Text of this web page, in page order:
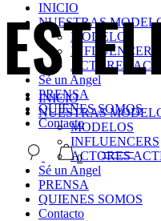
INICIO
NUESTRAS
MODELOS
INFLUENCERS
ACTORES
Sé un Angel
PRENSA
QUIENES SOMOS
Contacto
0
INICIO
NUESTRAS
MODELOS
INFLUENCERS
ACTORES
Sé un Angel
PRENSA
QUIENES SOMOS
Contacto